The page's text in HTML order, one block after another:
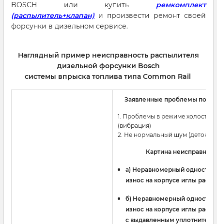
BOSCH или купить ремкомплект
(распылитель+клапан) и произвести ремонт своей
форсунки в дизельном сервисе.
Наглядный пример неисправность распылителя
дизельной форсунки Bosch
системы впрыска топлива типа Common Rail
Заявленные проблемы
1. Проблемы в режиме
(вибрация)
2. Не нормальный шум
Картина
a) Неравномерный
износ на корпусе иглы
б) Неравномерный
износ на корпусе иглы
с выдавленным